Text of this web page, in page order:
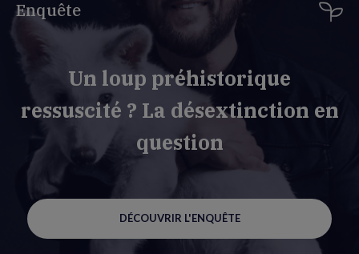
Enquête
Un loup préhistorique
ressuscité ? La désextinction en
question
DÉCOUVRIR L'ENQUÊTE